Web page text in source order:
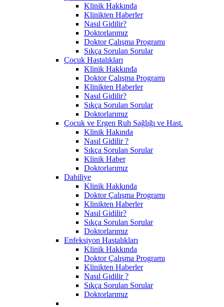
Klinik Hakkında
Klinikten Haberler
Nasıl Gidilir?
Doktorlarımız
Doktor Çalışma Programı
Sıkça Sorulan Sorular
Çocuk Hastalıkları
Klinik Hakkında
Doktor Çalışma Programı
Klinikten Haberler
Nasıl Gidilir?
Sıkça Sorulan Sorular
Doktorlarımız
Çocuk ve Ergen Ruh Sağlığı ve Hast.
Klinik Hakında
Nasıl Gidilir ?
Sıkça Sorulan Sorular
Klinik Haber
Doktorlarımız
Dahiliye
Klinik Hakkında
Doktor Çalışma Programı
Klinikten Haberler
Nasıl Gidilir?
Sıkça Sorulan Sorular
Doktorlarımız
Enfeksiyon Hastalıkları
Klinik Hakkında
Doktor Çalışma Programı
Klinikten Haberler
Nasıl Gidilir ?
Sıkça Sorulan Sorular
Doktorlarımız